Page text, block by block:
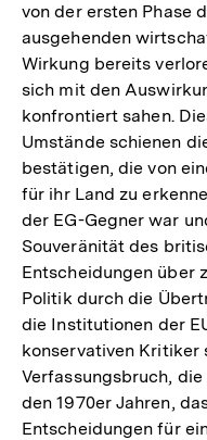
von der ersten Phase
ausgehenden
Wirkung bereits
sich mit den
konfrontiert sahen.
Umstände schienen
bestätigen, die von
für ihr Land zu
der EG-Gegner war
Souveränität des
Entscheidungen über
Politik durch die
die Institutionen der
konservativen Kritiker
Verfassungsbruch,
den 1970er Jahren,
Entscheidungen für